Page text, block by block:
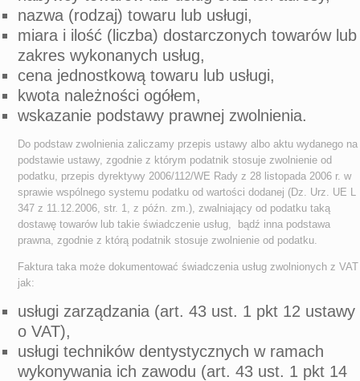
nazwa (rodzaj) towaru lub usługi,
miara i ilość (liczba) dostarczonych towarów lub
zakres wykonanych usług,
cena jednostkową towaru lub usługi,
kwota należności ogółem,
wskazanie podstawy prawnej zwolnienia.
Do podstaw zwolnienia zaliczamy przepis ustawy albo aktu wydanego na
podstawie ustawy, zgodnie z którym podatnik stosuje zwolnienie od
podatku, przepis dyrektywy 2006/112/WE Rady z 28 listopada 2006 r. w
sprawie wspólnego systemu podatku od wartości dodanej (Dz. Urz. UE L
347 z 11.12.2006, str. 1, z późn. zm.), zwalniający od podatku taką
dostawę towarów lub takie świadczenie usług, bądź inna podstawa
prawna, zgodnie z którą podatnik stosuje zwolnienie od podatku.
Faktura taka może dokumentować świadczenia usług zwolnionych z VAT
jak:
usługi zarządzania (art. 43 ust. 1 pkt 12 ustawy
o VAT),
usługi techników dentystycznych w ramach
wykonywania ich zawodu (art. 43 ust. 1 pkt 14